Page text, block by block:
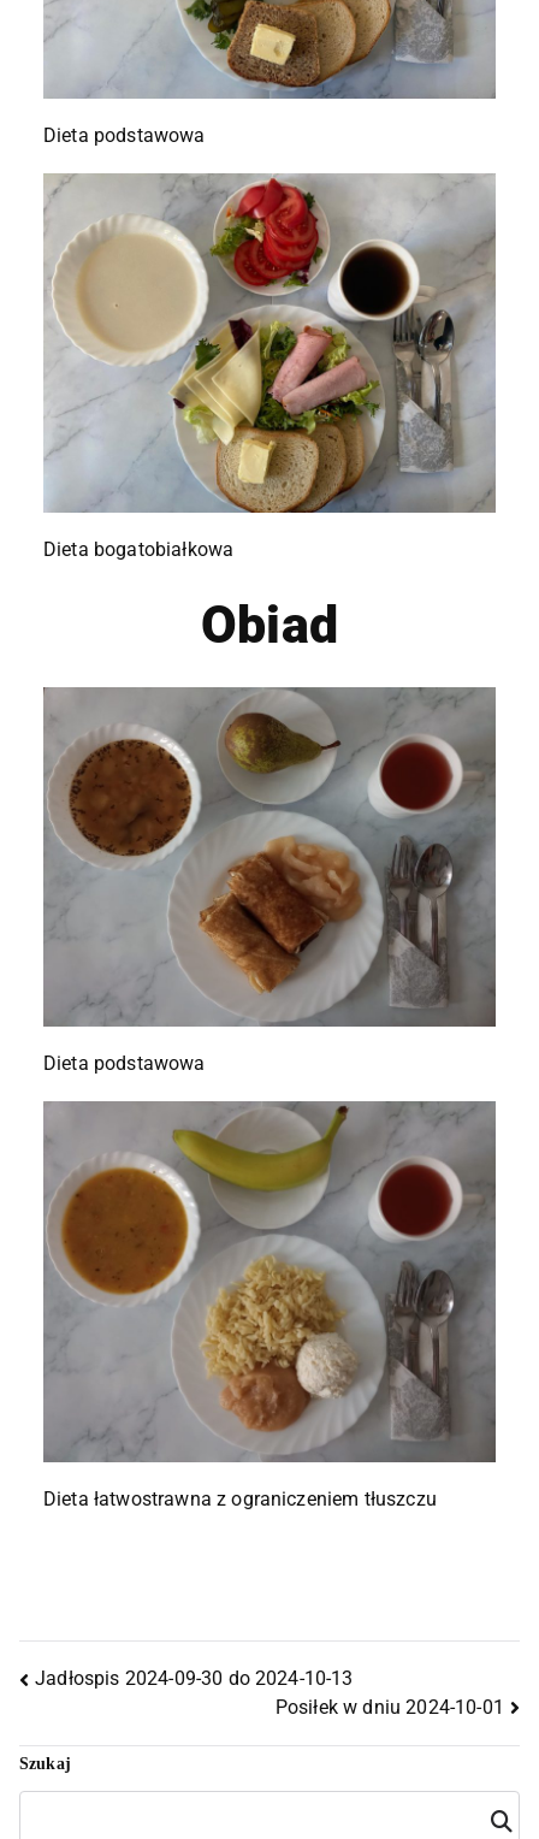
Dieta podstawowa
Dieta bogatobiałkowa
Obiad
Dieta podstawowa
Dieta łatwostrawna z ograniczeniem tłuszczu
Jadłospis 2024-09-30 do 2024-10-13
Posiłek w dniu 2024-10-01
Szukaj
Szuka
j